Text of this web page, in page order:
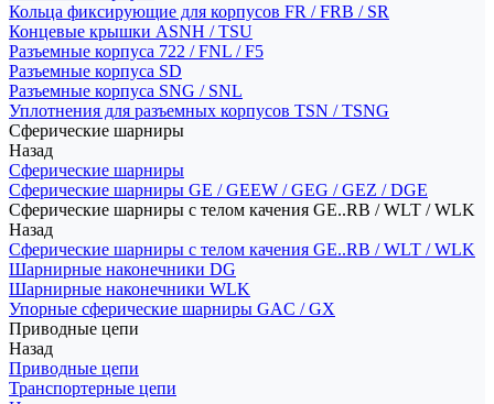
Кольца фиксирующие для корпусов FR / FRB / SR
Концевые крышки ASNH / TSU
Разъемные корпуса 722 / FNL / F5
Разъемные корпуса SD
Разъемные корпуса SNG / SNL
Уплотнения для разъемных корпусов TSN / TSNG
Сферические шарниры
Назад
Сферические шарниры
Сферические шарниры GE / GEEW / GEG / GEZ / DGE
Сферические шарниры с телом качения GE..RB / WLT / WLK
Назад
Сферические шарниры с телом качения GE..RB / WLT / WLK
Шарнирные наконечники DG
Шарнирные наконечники WLK
Упорные сферические шарниры GAC / GX
Приводные цепи
Назад
Приводные цепи
Транспортерные цепи